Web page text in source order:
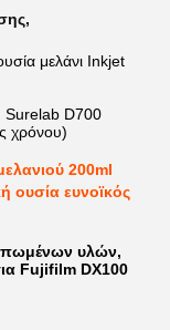
,
μελάνι Inkjet
Surelab D700
χρόνου)
200ml
ουσία ευνοϊκός
υλών,
Fujifilm DX100